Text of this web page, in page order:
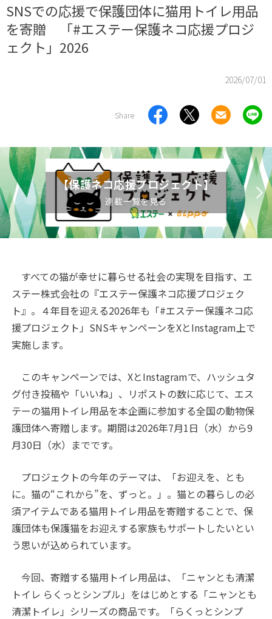
SNSでの応援で保護団体に猫用トイレ用品
を寄贈 「#エステー保護ネコ応援プロジ
ェクト」2026
2026/07/01
Share
【保護ネコ応援プロジェクト】
連載一覧を見る
すべての猫が幸せに暮らせる社会の実現を目指す、エ
ステー株式会社の『エステー保護ネコ応援プロジェク
ト』。４年目を迎える2026年も「#エステー保護ネコ応
援プロジェクト」SNSキャンペーンをXとInstagram上で
実施します。
このキャンペーンでは、XとInstagramで、ハッシュタ
グ付き投稿や「いいね」、リポストの数に応じて、エス
テーの猫用トイレ用品を本企画に参加する全国の動物保
護団体へ寄贈します。期間は2026年7月1日（水）から9
月30日（水）までです。
プロジェクトの今年のテーマは、「お迎えを、とも
に。猫の“これから”を、ずっと。」。猫との暮らしの必
須アイテムである猫用トイレ用品を寄贈することで、保
護団体も保護猫をお迎えする家族もサポートしたいとい
う思いが込められています。
今回、寄贈する猫用トイレ用品は、「ニャンとも清潔
トイレ らくっとシンプル」をはじめとする「ニャンとも
清潔トイレ」シリーズの商品です。「らくっとシンプ